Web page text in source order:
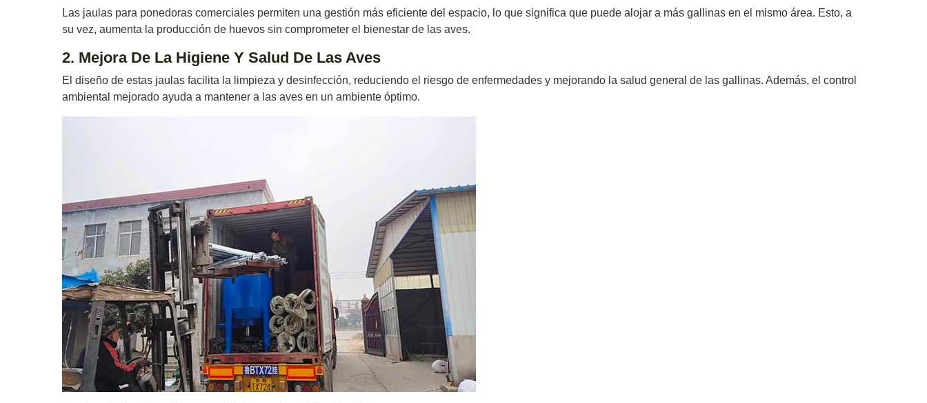
Las jaulas para ponedoras comerciales permiten una gestión más eficiente del espacio, lo que significa que puede alojar a más gallinas en el mismo área. Esto, a
su vez, aumenta la producción de huevos sin comprometer el bienestar de las aves.
2. Mejora De La Higiene Y Salud De Las Aves
El diseño de estas jaulas facilita la limpieza y desinfección, reduciendo el riesgo de enfermedades y mejorando la salud general de las gallinas. Además, el control
ambiental mejorado ayuda a mantener a las aves en un ambiente óptimo.